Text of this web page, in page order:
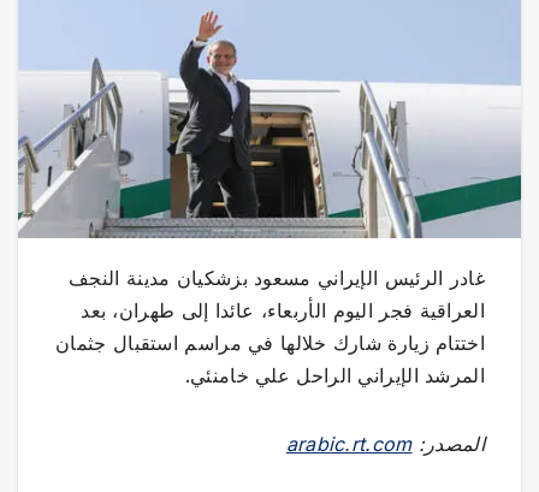
غادر الرئيس الإيراني مسعود بزشكيان مدينة النجف
العراقية فجر اليوم الأربعاء، عائدا إلى طهران، بعد
اختتام زيارة شارك خلالها في مراسم استقبال جثمان
المرشد الإيراني الراحل علي خامنئي.
المصدر:arabic.rt.com